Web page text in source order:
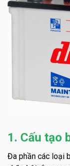
1. Cấu tạo
Đa phần các loại